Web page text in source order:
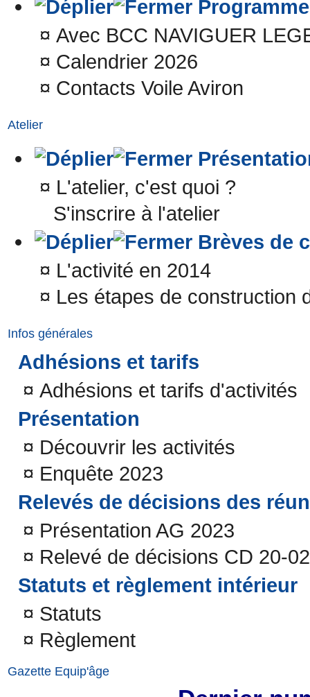
¤ Avec BCC NAVIGUER
¤ Calendrier 2026
¤ Contacts Voile Aviron
Atelier
¤ L'atelier, c'est quoi ?
S'inscrire à l'atelier
Brèves de
¤ L'activité en 2014
¤ Les étapes de construction
Infos générales
Adhésions et tarifs
¤ Adhésions et tarifs d'activités
Présentation
¤ Découvrir les activités
¤ Enquête 2023
Relevés de décisions des
¤ Présentation AG 2023
¤ Relevé de décisions CD 20-
Statuts et règlement intérieur
¤ Statuts
¤ Règlement
Gazette Equip'âge